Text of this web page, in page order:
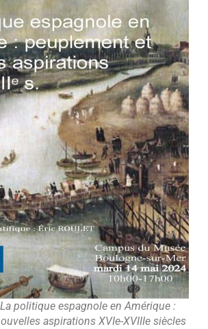
politique espagnole en Amérique :
aspirations XVIe-XVIIIe siècles